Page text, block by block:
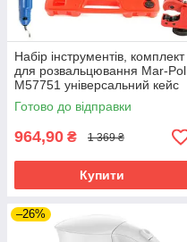
Набір інструментів, комплект
для розвальцювання Mar-Pol
M57751 універсальний кейс
Готово до відправки
964,90 ₴ 1 369 ₴
Купити
–26%